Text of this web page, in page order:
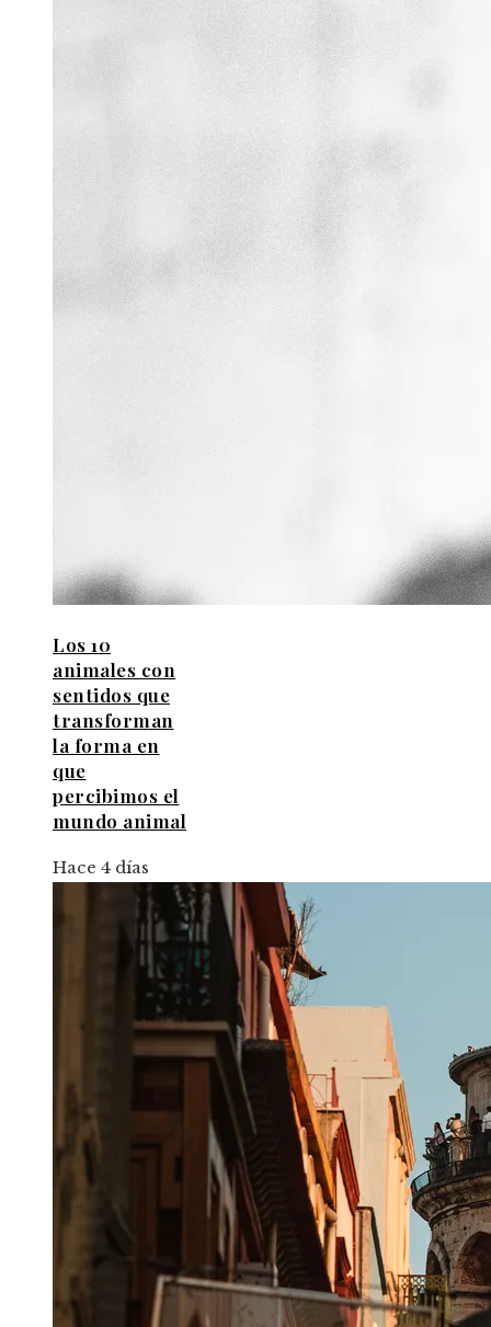
Los 10
animales con
sentidos que
transforman
la forma en
que
percibimos el
mundo animal
Hace 4 días